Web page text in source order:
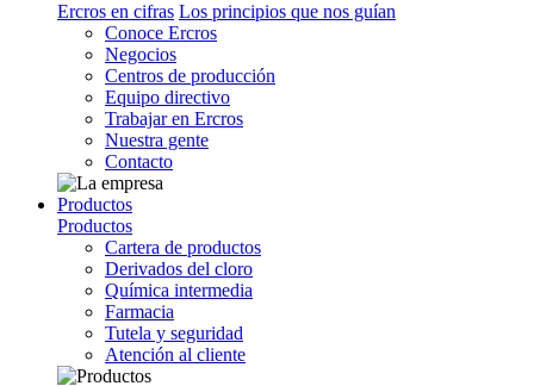
Ercros en cifras Los principios que nos guían
Conoce Ercros
Negocios
Centros de producción
Equipo directivo
Trabajar en Ercros
Nuestra gente
Contacto
Productos
Productos
Cartera de productos
Derivados del cloro
Química intermedia
Farmacia
Tutela y seguridad
Atención al cliente